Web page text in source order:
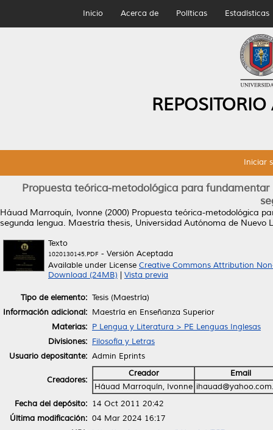
Inicio Acerca de Políticas Estadísticas
Iniciar
Propuesta teórica-metodológica para
Háuad Marroquín, Ivonne (2000) Propuesta teórica-metodológica
segunda lengua. Maestría thesis, Universidad Autónoma de Nuevo
Texto
1020130145.PDF - Versión Aceptada
Available under License Creative Commons Attribution
Download (24MB)
Vista previa
Tipo de elemento: Tesis (Maestría)
Información adicional: Maestría en Enseñanza Superior
Materias: P Lengua y Literatura > PE Lenguas Inglesas
Divisiones: Filosofía y Letras
Usuario depositante: Admin Eprints
Creadores:
Creador
Email
Háuad Marroquín, Ivonne
Fecha del depósito: 14 Oct 2011 20:42
Última modificación: 04 Mar 2024 16:17